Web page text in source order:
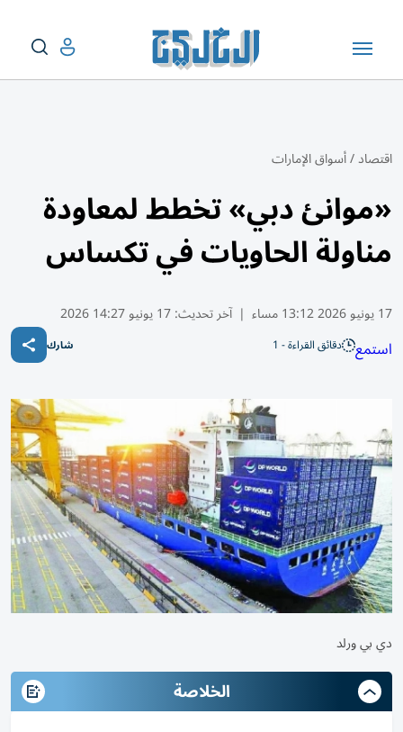
اقتصاد/أسواق الإمارات
«موانئ دبي» تخطط لمعاودة
مناولة الحاويات في تكساس
17 يونيو 2026 13:12 مساء | آخر تحديث:17 يونيو 14:27 2026
استمع دقائق القراءة - 1 شارك
دي بي ورلد
الخلاصة